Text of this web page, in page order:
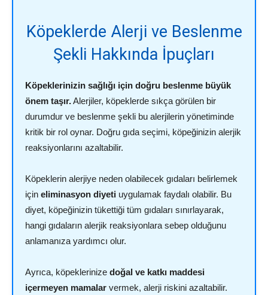
Köpeklerde Alerji ve Beslenme
Şekli Hakkında İpuçları
Köpeklerinizin sağlığı için doğru beslenme büyük
önem taşır.Alerjiler, köpeklerde sıkça görülen bir
durumdur ve beslenme şekli bu alerjilerin yönetiminde
kritik bir rol oynar. Doğru gıda seçimi, köpeğinizin alerjik
reaksiyonlarını azaltabilir.
Köpeklerin alerjiye neden olabilecek gıdaları belirlemek
için eliminasyon diyeti uygulamak faydalı olabilir. Bu
diyet, köpeğinizin tükettiği tüm gıdaları sınırlayarak,
hangi gıdaların alerjik reaksiyonlara sebep olduğunu
anlamanıza yardımcı olur.
Ayrıca, köpeklerinize doğal ve katkı maddesi
içermeyen mamalar vermek, alerji riskini azaltabilir.